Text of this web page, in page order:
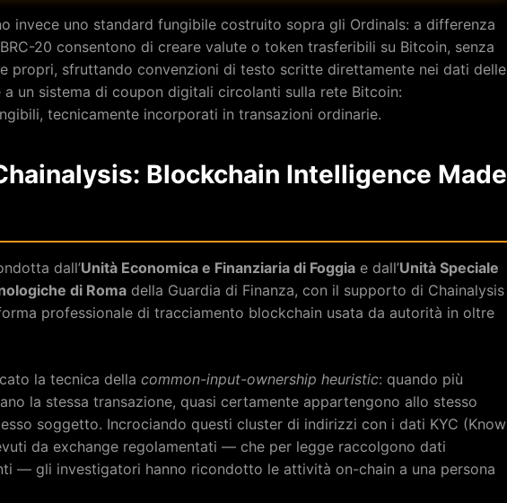
invece uno standard fungibile costruito sopra gli Ordinals: a differenza
20 consentono di creare valute o token trasferibili su Bitcoin, senza
propri, sfruttando convenzioni di testo scritte direttamente nei dati delle
a un sistema di coupon digitali circolanti sulla rete Bitcoin:
tecnicamente incorporati in transazioni ordinarie.
Blockchain Intelligence Made
dall’Unità Economica e Finanziaria di Foggia e dall’Unità Speciale
di Roma della Guardia di Finanza, con il supporto di Chainalysis
professionale di tracciamento blockchain usata da autorità in oltre
la tecnica della common-input-ownership heuristic: quando più
la stessa transazione, quasi certamente appartengono allo stesso
soggetto. Incrociando questi cluster di indirizzi con i dati KYC (Know
da exchange regolamentati — che per legge raccolgono dati
— gli investigatori hanno ricondotto le attività on-chain a una persona